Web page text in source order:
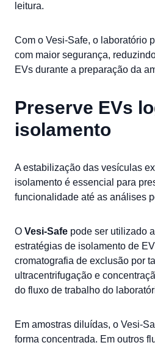
leitura.
Com o Vesi-Safe, o laboratório
com maior segurança,
EVs durante a preparação da
Preserve EVs
isolamento
A estabilização das vesículas
isolamento é essencial para
funcionalidade até as análises
O Vesi-Safe pode ser utilizado
estratégias de isolamento de
cromatografia de exclusão por
ultracentrifugação e
do fluxo de trabalho do
Em amostras diluídas, o Vesi-
forma concentrada. Em outros